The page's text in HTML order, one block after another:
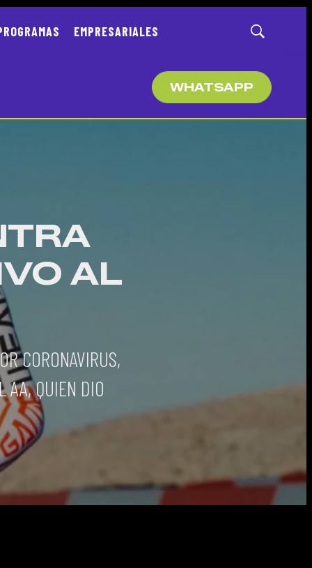
EMPRESARIALES
Mostrar
WHATSAPP
AL
CORONAVIRUS,
AA, QUIEN DIO